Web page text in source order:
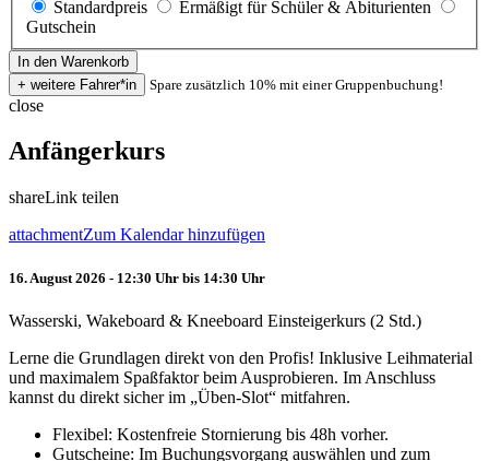
Standardpreis
Ermäßigt für Schüler & Abiturienten
Gutschein
Spare zusätzlich 10% mit einer Gruppenbuchung!
close
Anfängerkurs
shareLink teilen
attachmentZum Kalendar hinzufügen
16. August 2026 - 12:30 Uhr bis 14:30 Uhr
Wasserski, Wakeboard & Kneeboard Einsteigerkurs (2 Std.)
Lerne die Grundlagen direkt von den Profis! Inklusive Leihmaterial
und maximalem Spaßfaktor beim Ausprobieren. Im Anschluss
kannst du direkt sicher im „Üben-Slot“ mitfahren.
Flexibel: Kostenfreie Stornierung bis 48h vorher.
Gutscheine: Im Buchungsvorgang auswählen und zum